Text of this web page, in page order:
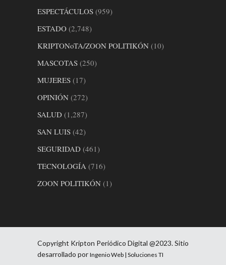
ESPECTÁCULOS (959)
ESTADO (2,748)
KRIPTONoTA/ZOON POLITIKÓN (10)
MASCOTAS (250)
MUJERES (17)
OPINIÓN (272)
SALUD (1,287)
SAN LUIS (42)
SEGURIDAD (461)
TECNOLOGÍA (716)
ZOON POLITIKÓN (1)
Copyright Kripton Periódico Digital @2023. Sitio
desarrollado por Ingenio Web | Soluciones TI